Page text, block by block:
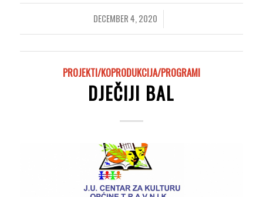
DECEMBER 4, 2020
/
PROJEKTI/KOPRODUKCIJA/PROGRAMI
DJEČIJI BAL